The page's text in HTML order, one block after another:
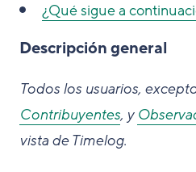
¿Qué sigue a
Descripción general
Todos los usuarios,
Contribuyentes, y
vista de Timelog.